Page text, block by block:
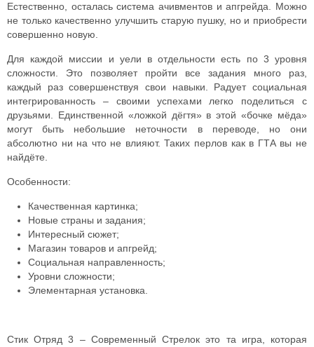
Естественно, осталась система ачивментов и апгрейда. Можно
не только качественно улучшить старую пушку, но и приобрести
совершенно новую.
Для каждой миссии и уели в отдельности есть по 3 уровня
сложности. Это позволяет пройти все задания много раз,
каждый раз совершенствуя свои навыки. Радует социальная
интегрированность – своими успехами легко поделиться с
друзьями. Единственной «ложкой дёгтя» в этой «бочке мёда»
могут быть небольшие неточности в переводе, но они
абсолютно ни на что не влияют. Таких перлов как в ГТА вы не
найдёте.
Особенности:
Качественная картинка;
Новые страны и задания;
Интересный сюжет;
Магазин товаров и апгрейд;
Социальная направленность;
Уровни сложности;
Элементарная установка.
Стик Отряд 3 – Современный Стрелок это та игра, которая